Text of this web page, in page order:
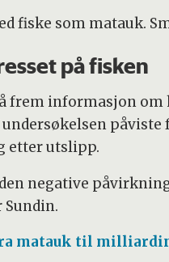
fiske som matauk.
på fisken
frem informasjon
etter utslipp.
negative
matauk til